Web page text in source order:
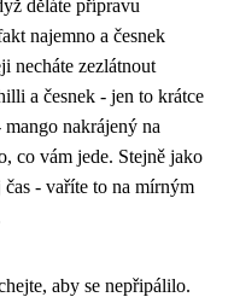
děláte přípravu
najemno a česnek
necháte zezlátnout
a česnek - jen to krátce
nakrájený na
co vám jede. Stejně jako
- vaříte to na mírným
aby se nepřipálilo.